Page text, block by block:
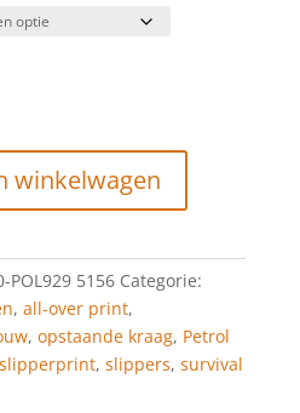
winkelwagen
POL929 5156 Categorie:
, all-over print,
, opstaande kraag, Petrol
slipperprint, slippers, survival